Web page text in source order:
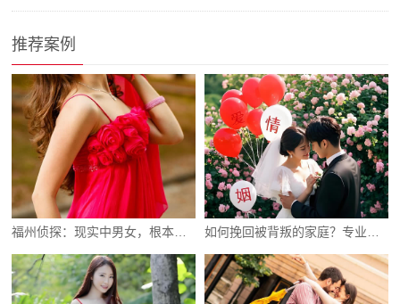
推荐案例
福州侦探：现实中男女，根本不存在纯粹友谊 如何挽回被背叛的家庭？专业建议和解决方案